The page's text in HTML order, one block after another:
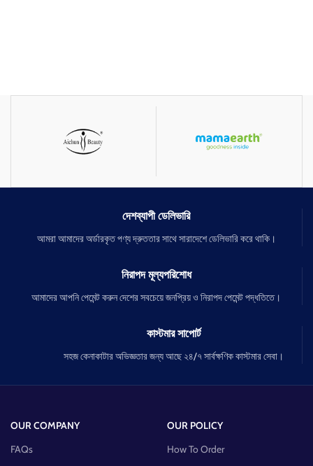
দেশব্যাপী ডেলিভারি
আমরা আমাদের অর্ডারকৃত পণ্য দ্রুততার সাথে সারাদেশে ডেলিভারি করে থাকি।
নিরাপদ মূল্যপরিশোধ
আমাদের আপনি পেমেন্ট করুন দেশের সবচেয়ে জনপ্রিয় ও নিরাপদ পেমেন্ট পদ্ধতিতে।
কাস্টমার সাপোর্ট
সহজ কেনাকাটার অভিজ্ঞতার জন্য আছে ২৪/৭ সার্বক্ষণিক কাস্টমার সেবা।
OUR COMPANY
FAQs
OUR POLICY
How To Order